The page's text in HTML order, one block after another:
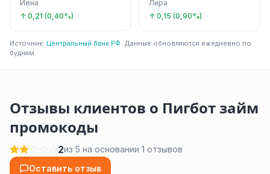
Иена
↑ 0,21 (0,40%)
Лира
↑ 0,15 (0,90%)
Источник: Центральный банк РФ. Данные обновляются ежедневно по
будням.
Отзывы клиентов о Пигбот займ
промокоды
2из 5 на основании 1 отзывов
Оставить отзыв